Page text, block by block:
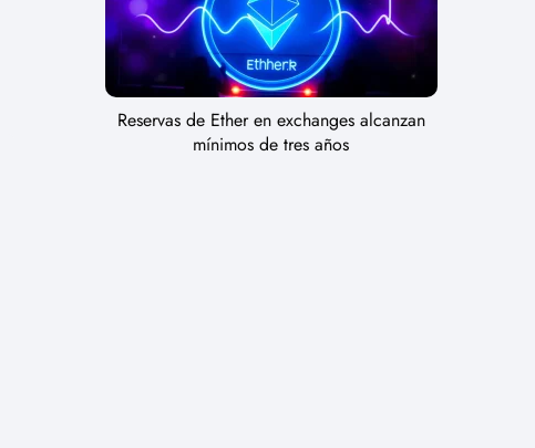
Reservas de Ether en exchanges alcanzan
mínimos de tres años